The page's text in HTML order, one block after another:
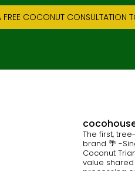
FREE COCONUT CONSULTATION
The first,
brand 🌴 -
Coconut
value